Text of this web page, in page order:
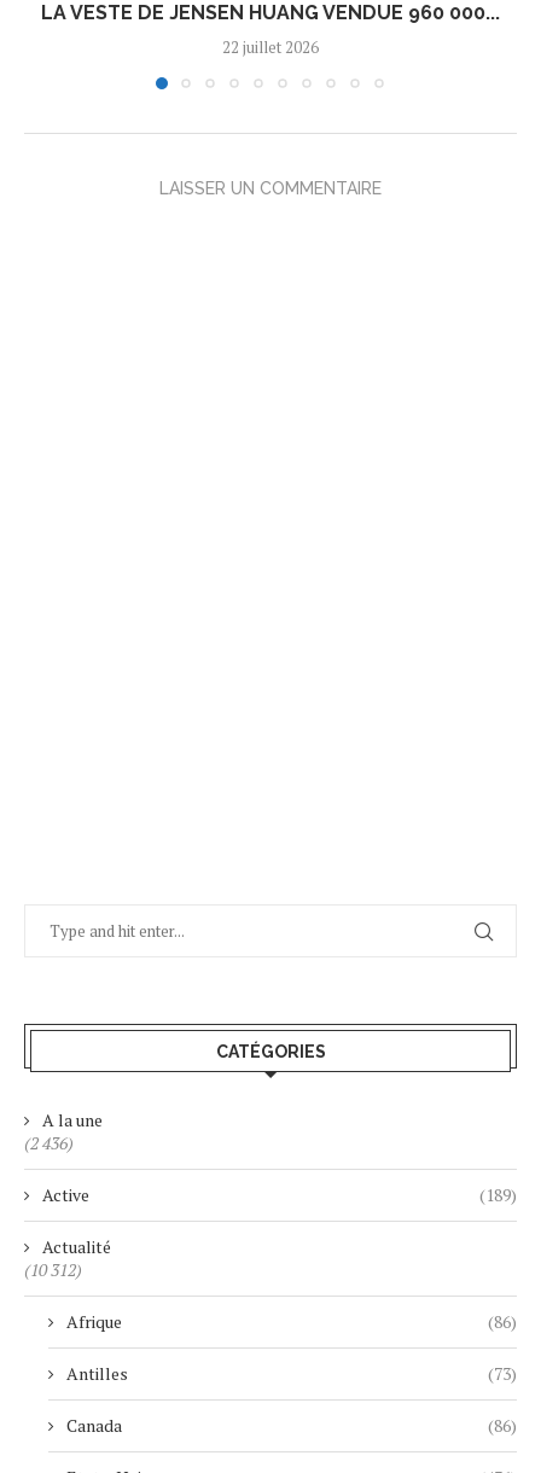
LA VESTE DE JENSEN HUANG VENDUE 960 000...
22 juillet 2026
LAISSER UN COMMENTAIRE
CATÉGORIES
A la une
(2 436)
Active (189)
Actualité
(10 312)
Afrique (86)
Antilles (73)
Canada (86)